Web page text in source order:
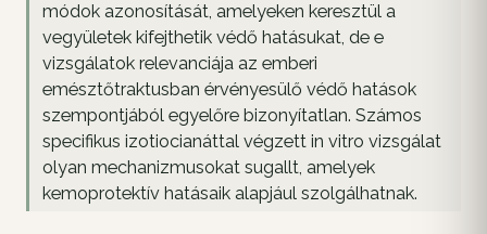
módok azonosítását, amelyeken keresztül a
vegyületek kifejthetik védő hatásukat, de e
vizsgálatok relevanciája az emberi
emésztőtraktusban érvényesülő védő hatások
szempontjából egyelőre bizonyítatlan. Számos
specifikus izotiocianáttal végzett in vitro vizsgálat
olyan mechanizmusokat sugallt, amelyek
kemoprotektív hatásaik alapjául szolgálhatnak.